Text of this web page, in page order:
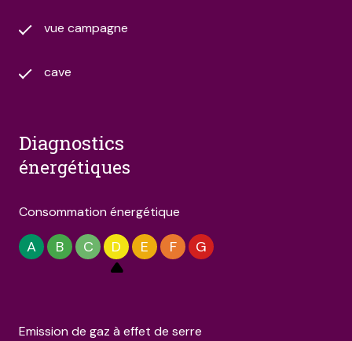
vue campagne
cave
diagnostics
énergétiques
Consommation énergétique
A B C D E F G
Emission de gaz à effet de serre